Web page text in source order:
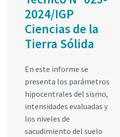
2024/IGP
Ciencias de la
Tierra Sólida
En este informe se
presenta los parámetros
hipocentrales del sismo,
intensidades evaluadas y
los niveles de
sacudimiento del suelo